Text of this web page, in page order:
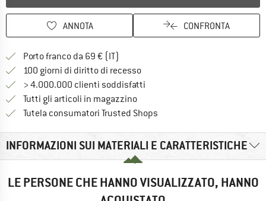
ANNOTA CONFRONTA
Porto franco da 69 € (IT)
100 giorni di diritto di recessoVai alla politica di recesso qui
> 4.000.000 clienti soddisfatti
Tutti gli articoli in magazzino
Tutela consumatori Trusted Shops
INFORMAZIONI SUI MATERIALI E CARATTERISTICHE
LE PERSONE CHE HANNO VISUALIZZATO, HANNO